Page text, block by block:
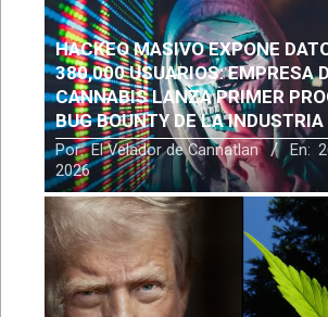
HACKEO MASIVO EXPONE
380,000 USUARIOS: EMPRESA
CANNABIS LANZA PRIMER
BUG BOUNTY DE LA INDUSTRIA
Por: El Velador de Cannatlan En:
2026